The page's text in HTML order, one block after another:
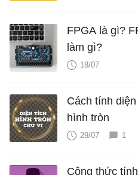
FPGA là gì?
làm gì?
18/07
Cách tính
hình tròn
29/07 1
Công thức